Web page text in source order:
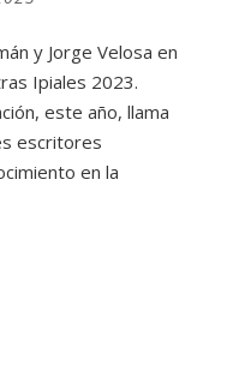
y Jorge Velosa en
Ipiales 2023.
este año, llama
escritores
en la